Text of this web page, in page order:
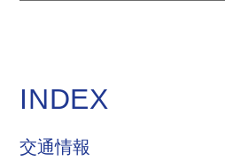
INDEX
交通情報